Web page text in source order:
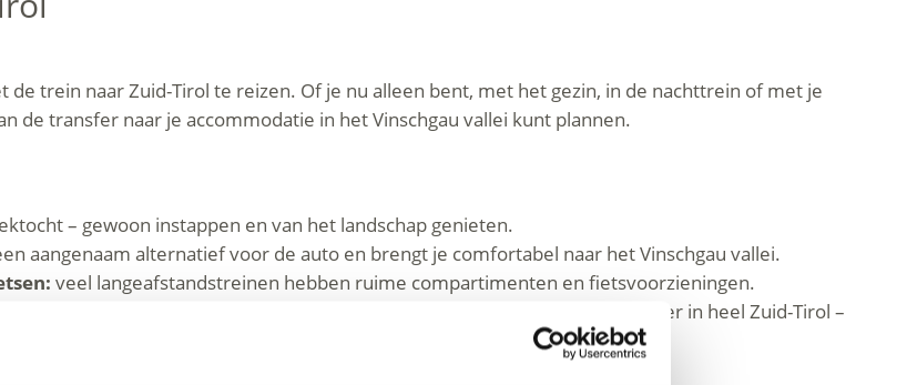
trein naar Zuid-Tirol te reizen. Of je nu alleen bent, met het gezin, in de nachttrein of met je
de transfer naar je accommodatie in het Vinschgau vallei kunt plannen.
– gewoon instappen en van het landschap genieten.
aangenaam alternatief voor de auto en brengt je comfortabel naar het Vinschgau vallei.
veel langeafstandstreinen hebben ruime compartimenten en fietsvoorzieningen.
maak je gemakkelijk en zonder gedoe gebruik van het openbaar vervoer in heel Zuid-Tirol –